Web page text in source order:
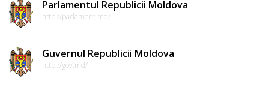
Parlamentul Republicii Moldova
http://parlament.md/
Guvernul Republicii Moldova
http://gov.md/